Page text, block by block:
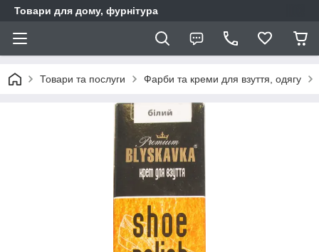
Товари для дому, фурнітура
Товари та послуги Фарби та креми для взуття, одягу